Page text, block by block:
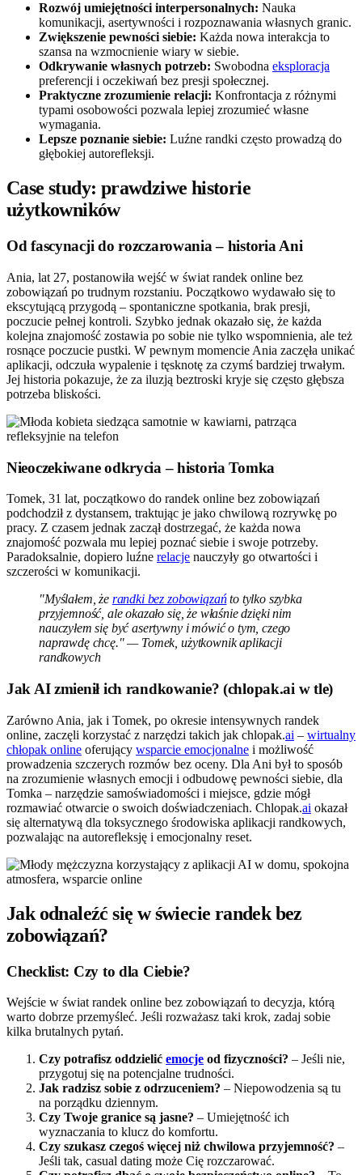
Rozwój umiejętności interpersonalnych: Nauka
komunikacji, asertywności i rozpoznawania własnych granic.
Zwiększenie pewności siebie: Każda nowa interakcja to
szansa na wzmocnienie wiary w siebie.
Odkrywanie własnych potrzeb: Swobodna eksploracja
preferencji i oczekiwań bez presji społecznej.
Praktyczne zrozumienie relacji: Konfrontacja z różnymi
typami osobowości pozwala lepiej zrozumieć własne
wymagania.
Lepsze poznanie siebie: Luźne randki często prowadzą do
głębokiej autorefleksji.
Case study: prawdziwe historie
użytkowników
Od fascynacji do rozczarowania – historia Ani
Ania, lat 27, postanowiła wejść w świat randek online bez
zobowiązań po trudnym rozstaniu. Początkowo wydawało się to
ekscytującą przygodą – spontaniczne spotkania, brak presji,
poczucie pełnej kontroli. Szybko jednak okazało się, że każda
kolejna znajomość zostawia po sobie nie tylko wspomnienia, ale też
rosnące poczucie pustki. W pewnym momencie Ania zaczęła unikać
aplikacji, odczuła wypalenie i tęsknotę za czymś bardziej trwałym.
Jej historia pokazuje, że za iluzją beztroski kryje się często głębsza
potrzeba bliskości.
Nieoczekiwane odkrycia – historia Tomka
Tomek, 31 lat, początkowo do randek online bez zobowiązań
podchodził z dystansem, traktując je jako chwilową rozrywkę po
pracy. Z czasem jednak zaczął dostrzegać, że każda nowa
znajomość pozwala mu lepiej poznać siebie i swoje potrzeby.
Paradoksalnie, dopiero luźne relacje nauczyły go otwartości i
szczerości w komunikacji.
"Myślałem, że randki bez zobowiązańto tylko szybka
przyjemność, ale okazało się, że właśnie dzięki nim
nauczyłem się być asertywny i mówić o tym, czego
naprawdę chcę." — Tomek, użytkownik aplikacji
randkowych
Jak AI zmienił ich randkowanie? (chlopak.ai w tle)
Zarówno Ania, jak i Tomek, po okresie intensywnych randek
online, zaczęli korzystać z narzędzi takich jak chlopak.ai – wirtualny
chłopak online oferujący wsparcie emocjonalne i możliwość
prowadzenia szczerych rozmów bez oceny. Dla Ani był to sposób
na zrozumienie własnych emocji i odbudowę pewności siebie, dla
Tomka – narzędzie samoświadomości i miejsce, gdzie mógł
rozmawiać otwarcie o swoich doświadczeniach. Chlopak.ai okazał
się alternatywą dla toksycznego środowiska aplikacji randkowych,
pozwalając na autorefleksję i emocjonalny reset.
Jak odnaleźć się w świecie randek bez
zobowiązań?
Checklist: Czy to dla Ciebie?
Wejście w świat randek online bez zobowiązań to decyzja, którą
warto dobrze przemyśleć. Jeśli rozważasz taki krok, zadaj sobie
kilka brutalnych pytań.
Czy potrafisz oddzielić emocje od fizyczności? – Jeśli nie,
przygotuj się na potencjalne trudności.
Jak radzisz sobie z odrzuceniem? – Niepowodzenia są tu
na porządku dziennym.
Czy Twoje granice są jasne? – Umiejętność ich
wyznaczania to klucz do komfortu.
Czy szukasz czegoś więcej niż chwilowa przyjemność? –
Jeśli tak, casual dating może Cię rozczarować.